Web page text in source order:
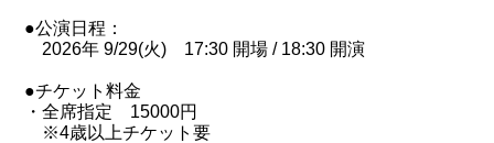
●公演日程：
2026年 9/29(火) 17:30 開場 / 18:30 開演
●チケット料金
・全席指定 15000円
※4歳以上チケット要